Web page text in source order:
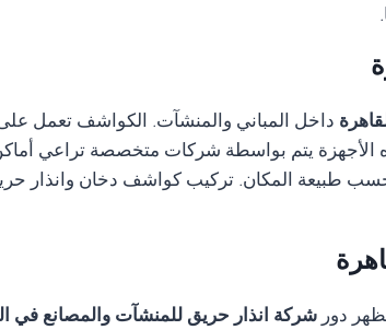
داخل المباني والمنشآت. الكواشف تعمل
الأجهزة يتم بواسطة شركات متخصصة تراعي
طبيعة المكان. تركيب كواشف دخان وانذار
دورشركة انذار حريق للمنشآت والمصانع في